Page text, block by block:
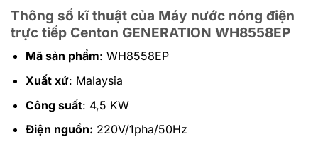
Thông số kĩ thuật của Máy nước nóng điện
trực tiếp Centon GENERATION WH8558EP
Mã sản phẩm: WH8558EP
Xuất xứ: Malaysia
Công suất: 4,5 KW
Điện nguồn: 220V/1pha/50Hz